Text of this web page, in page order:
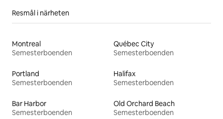
Resmål i närheten
Montreal
Semesterboenden
Québec City
Semesterboenden
Portland
Semesterboenden
Halifax
Semesterboenden
Bar Harbor
Semesterboenden
Old Orchard Beach
Semesterboenden